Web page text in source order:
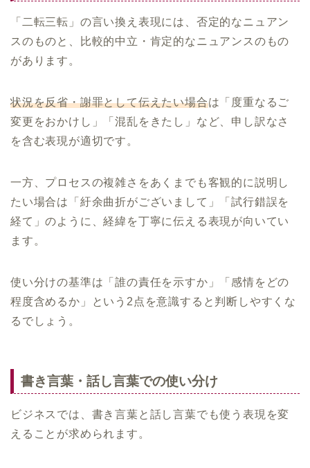
「二転三転」の言い換え表現には、否定的なニュアン
スのものと、比較的中立・肯定的なニュアンスのもの
があります。
状況を反省・謝罪として伝えたい場合は「度重なるご
変更をおかけし」「混乱をきたし」など、申し訳なさ
を含む表現が適切です。
一方、プロセスの複雑さをあくまでも客観的に説明し
たい場合は「紆余曲折がございまして」「試行錯誤を
経て」のように、経緯を丁寧に伝える表現が向いてい
ます。
使い分けの基準は「誰の責任を示すか」「感情をどの
程度含めるか」という2点を意識すると判断しやすくな
るでしょう。
書き言葉・話し言葉での使い分け
ビジネスでは、書き言葉と話し言葉でも使う表現を変
えることが求められます。